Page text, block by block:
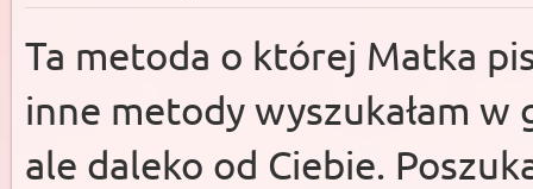
Ta metoda o której Matka
inne metody wyszukałam w
ale daleko od Ciebie.